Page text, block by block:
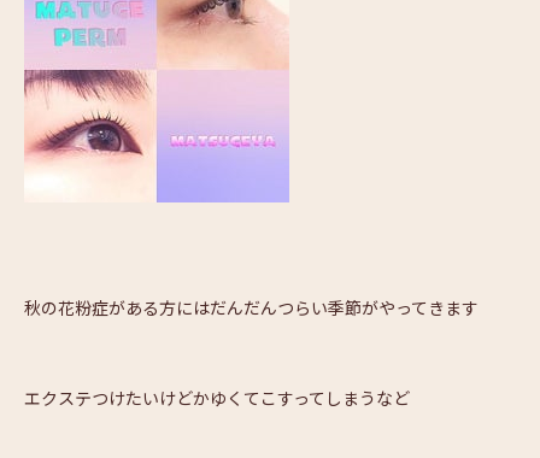
秋の花粉症がある方にはだんだんつらい季節がやってきます
エクステつけたいけどかゆくてこすってしまうなど